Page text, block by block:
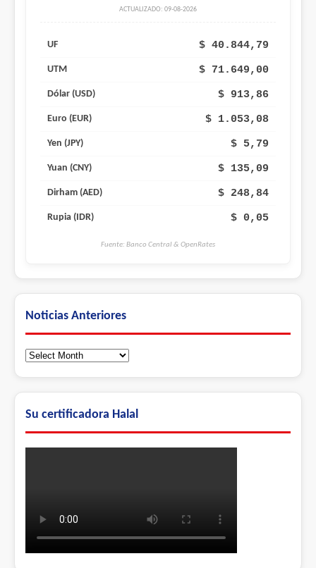
ACTUALIZADO: 09-08-2026
UF $ 40.844,79
UTM $ 71.649,00
Dólar (USD) $ 913,86
Euro (EUR) $ 1.053,08
Yen (JPY) $ 5,79
Yuan (CNY) $ 135,09
Dirham (AED) $ 248,84
Rupia (IDR) $ 0,05
Fuente: Banco Central & OpenRates
Noticias Anteriores
Noticias
Su certificadora Halal